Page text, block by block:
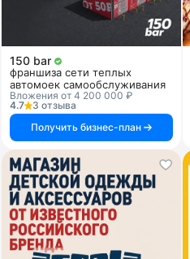
150 bar
франшиза сети теплых
автомоек самообслуживания
Вложения от 4 200 000 ₽
4.7
3 отзыва
Получить бизнес-план